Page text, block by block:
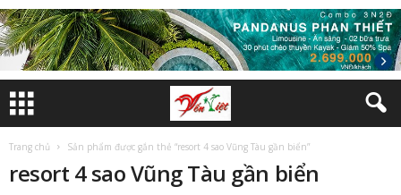
Trang chủ Sản phẩm được gắn thẻ “resort 4 sao Vũng Tàu gần biển”
resort 4 sao Vũng Tàu gần biển